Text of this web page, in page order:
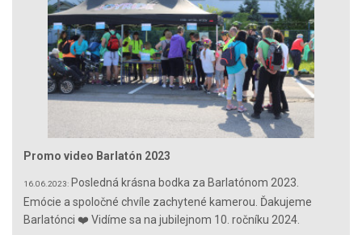
Promo video Barlatón 2023
16.06.2023: Posledná krásna bodka za Barlatónom 2023.
Emócie a spoločné chvíle zachytené kamerou. Ďakujeme
Barlatónci ❤️ Vidíme sa na jubilejnom 10. ročníku 2024.